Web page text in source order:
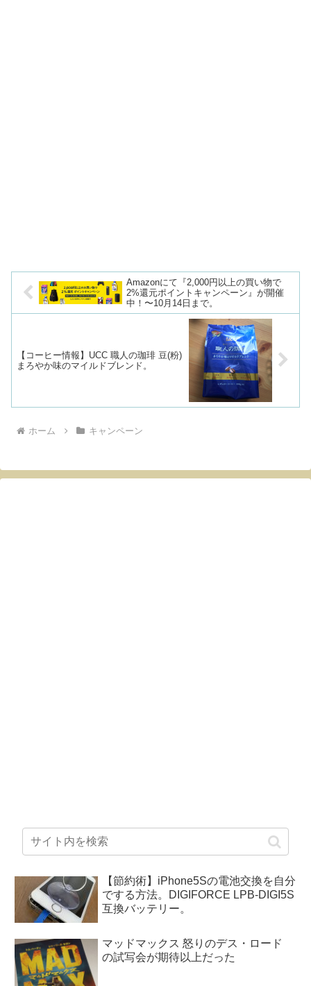
Amazonにて『2,000円以上の買い物で
2%還元ポイントキャンペーン』が開催
中！〜10月14日まで。
【コーヒー情報】UCC 職人の珈琲 豆(粉)
まろやか味のマイルドブレンド。
ホーム キャンペーン
【節約術】iPhone5Sの電池交換を自分
でする方法。DIGIFORCE LPB-DIGI5S
互換バッテリー。
マッドマックス 怒りのデス・ロード
の試写会が期待以上だった